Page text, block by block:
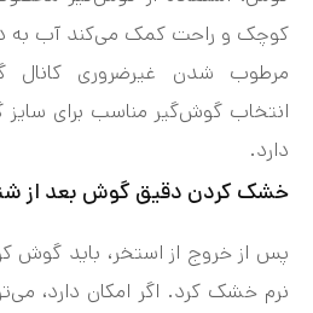
کوچک و راحت کمک می‌کند آب به
مرطوب شدن غیرضروری
انتخاب گوش‌گیر مناسب برای
دارد.
خشک کردن دقیق گوش بعد از
پس از خروج از استخر، باید گوش
نرم خشک کرد. اگر امکان دارد،